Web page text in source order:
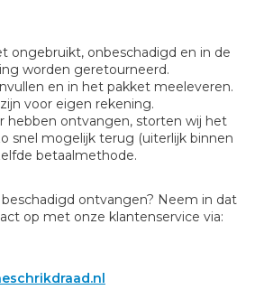
ongebruikt, onbeschadigd en in de
worden geretourneerd.
en in het pakket meeleveren.
voor eigen rekening.
hebben ontvangen, storten wij het
snel mogelijk terug (uiterlijk binnen
betaalmethode.
ontvangen? Neem in dat
op met onze klantenservice via: